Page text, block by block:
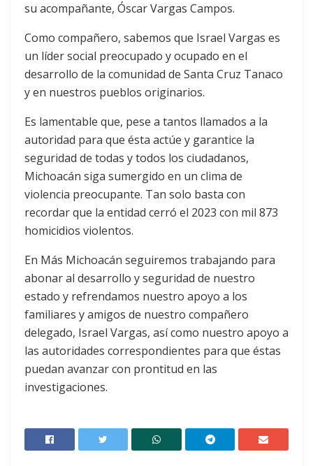
su acompañante, Óscar Vargas Campos.
Como compañero, sabemos que Israel Vargas es
un líder social preocupado y ocupado en el
desarrollo de la comunidad de Santa Cruz Tanaco
y en nuestros pueblos originarios.
Es lamentable que, pese a tantos llamados a la
autoridad para que ésta actúe y garantice la
seguridad de todas y todos los ciudadanos,
Michoacán siga sumergido en un clima de
violencia preocupante. Tan solo basta con
recordar que la entidad cerró el 2023 con mil 873
homicidios violentos.
En Más Michoacán seguiremos trabajando para
abonar al desarrollo y seguridad de nuestro
estado y refrendamos nuestro apoyo a los
familiares y amigos de nuestro compañero
delegado, Israel Vargas, así como nuestro apoyo a
las autoridades correspondientes para que éstas
puedan avanzar con prontitud en las
investigaciones.